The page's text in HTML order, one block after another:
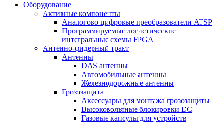
Оборудование
Активные компоненты
Аналогово цифровые преобразователи ATSP
Программируемые логистические
интегральные схемы FPGA
Антенно-фидерный тракт
Антенны
DAS антенны
Автомобильные антенны
Железнодорожные антенны
Грозозащита
Аксессуары для монтажа грозозащиты
Высоковольтные блокировки DC
Газовые капсулы для устройств